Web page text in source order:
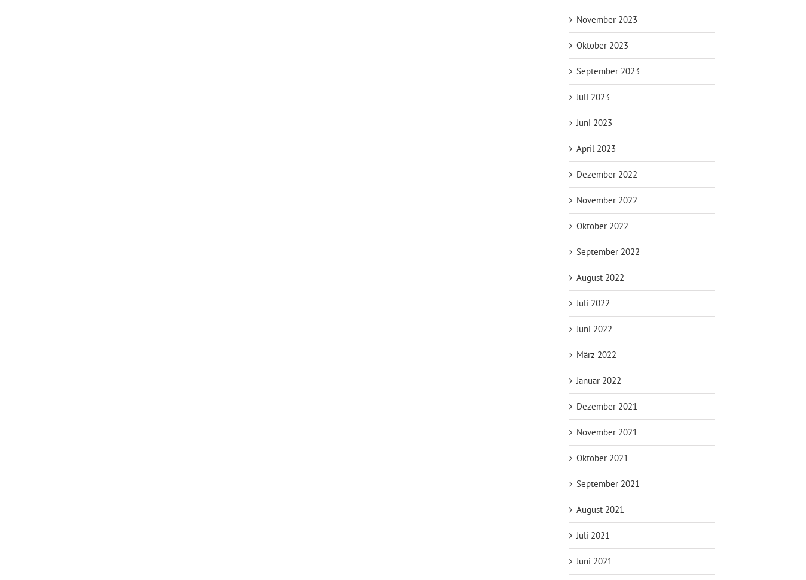
November 2023
Oktober 2023
September 2023
Juli 2023
Juni 2023
April 2023
Dezember 2022
November 2022
Oktober 2022
September 2022
August 2022
Juli 2022
Juni 2022
März 2022
Januar 2022
Dezember 2021
November 2021
Oktober 2021
September 2021
August 2021
Juli 2021
Juni 2021